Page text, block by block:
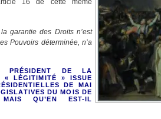
16 de cette même
garantie des Droits n’est
Pouvoirs déterminée, n’a
DE LA
« LÉGITIMITÉ » ISSUE
DE MAI
DU MOIS DE
QU’EN EST-IL